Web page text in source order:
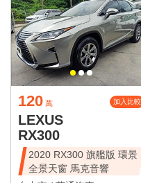
120 萬 加入比較
LEXUS
RX300
2020 RX300 旗艦版 環景
全景天窗 馬克音響